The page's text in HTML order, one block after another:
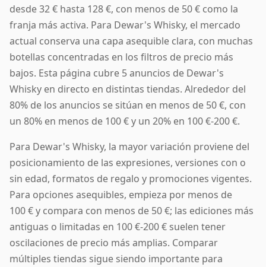
desde 32 € hasta 128 €, con menos de 50 € como la
franja más activa. Para Dewar's Whisky, el mercado
actual conserva una capa asequible clara, con muchas
botellas concentradas en los filtros de precio más
bajos. Esta página cubre 5 anuncios de Dewar's
Whisky en directo en distintas tiendas. Alrededor del
80% de los anuncios se sitúan en menos de 50 €, con
un 80% en menos de 100 € y un 20% en 100 €-200 €.
Para Dewar's Whisky, la mayor variación proviene del
posicionamiento de las expresiones, versiones con o
sin edad, formatos de regalo y promociones vigentes.
Para opciones asequibles, empieza por menos de
100 € y compara con menos de 50 €; las ediciones más
antiguas o limitadas en 100 €-200 € suelen tener
oscilaciones de precio más amplias. Comparar
múltiples tiendas sigue siendo importante para